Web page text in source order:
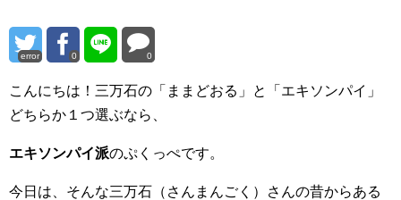
error 0 0
こんにちは！三万石の「ままどおる」と「エキソンパイ」
どちらか１つ選ぶなら、
エキソンパイ派のぷくっぺです。
今日は、そんな三万石（さんまんごく）さんの昔からある